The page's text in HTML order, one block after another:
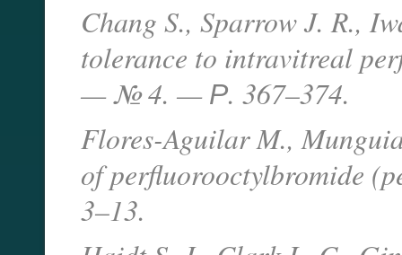
Chang S., Sparrow J. R.,
tolerance to intravitreal
— № 4. — Р. 367–374.
Flores-Aguilar M.,
of perfluorooctylbromide
3–13.